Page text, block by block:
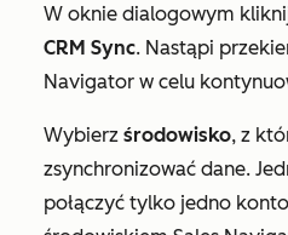
W oknie dialogowym
CRM Sync. Nastąpi
Navigator w celu
Wybierz środowisko, z
zsynchronizować dane.
połączyć tylko jedno